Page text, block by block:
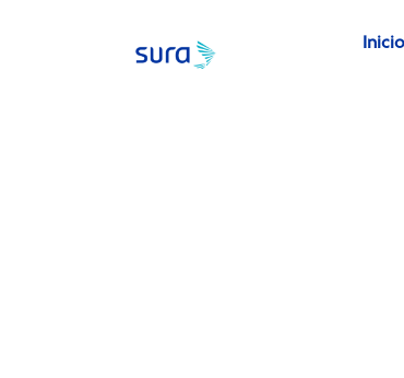
Inicio